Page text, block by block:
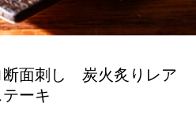
断面刺し 炭火炙りレア
テーキ